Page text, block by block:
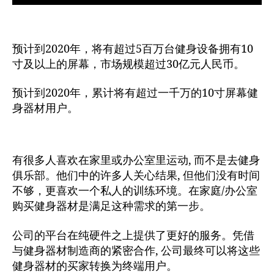
预计到2020年，将有超过5百万台健身设备拥有10
寸及以上的屏幕，市场规模超过30亿元人民币。
预计到2020年，累计将有超过一千万的10寸屏幕健
身器材用户。
有很多人喜欢在家里或办公室里运动, 而不是去健身
俱乐部。他们中的许多人关心结果, 但他们没有时间
不够，更喜欢一个私人的训练环境。在家庭/办公室
购买健身器材是满足这种需求的第一步。
公司的平台在纯硬件之上提供了更好的服务。凭借
与健身器材制造商的紧密合作, 公司最终可以将这些
健身器材的买家转换为终端用户。